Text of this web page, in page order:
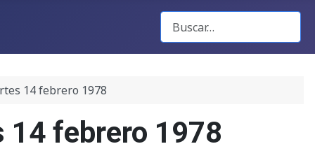
Buscar Gacetas
14 febrero 1978
14 febrero 1978